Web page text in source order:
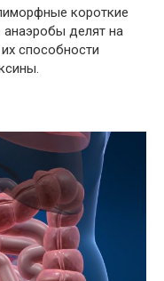
короткие
анаэробы делят на
способности